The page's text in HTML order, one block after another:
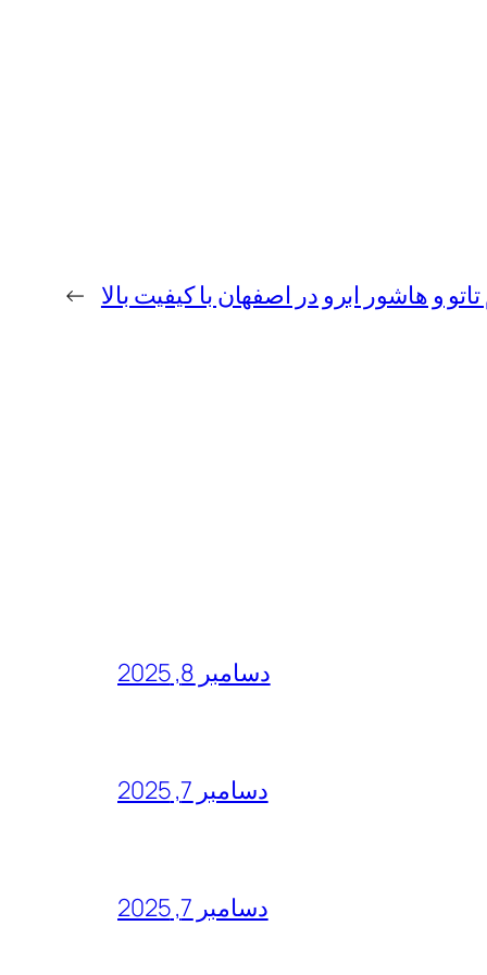
تاتو و هاشور ابرو در اصفهان با کیفیت بالا →
دسامبر 8, 2025
دسامبر 7, 2025
دسامبر 7, 2025